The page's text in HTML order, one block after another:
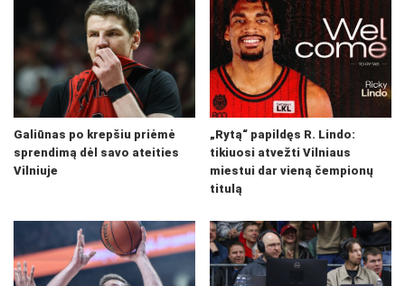
Galiūnas po krepšiu priėmė
sprendimą dėl savo ateities
Vilniuje
„Rytą“ papildęs R. Lindo:
tikiuosi atvežti Vilniaus
miestui dar vieną čempionų
titulą